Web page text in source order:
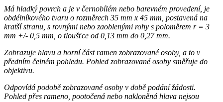
Má hladký povrch a je v černobílém nebo barevném provedení, je
obdélníkového tvaru o rozměrech 35 mm x 45 mm, postavená na
kratší stranu, s rovnými nebo zaoblenými rohy s poloměrem r = 3
mm +/- 0,5 mm, o tloušťce od 0,13 mm do 0,27 mm.
Zobrazuje hlavu a horní část ramen zobrazované osoby, a to v
předním čelném pohledu. Pohled zobrazované osoby směřuje do
objektivu.
Odpovídá podobě zobrazované osoby v době podání žádosti.
Pohled přes rameno, pootočená nebo nakloněná hlava nejsou